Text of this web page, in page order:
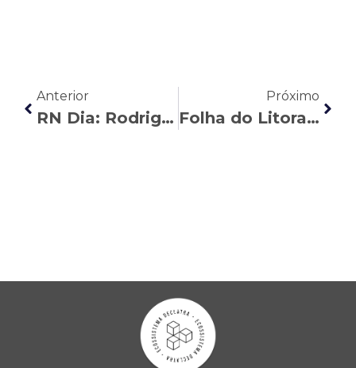
Anterior
RN Dia: Rodrigo Comar comenta o projeto de regulamentação para motoristas de aplicativo
Próximo
Folha do Litoral: Maria Vitória Costaldello reflete sobre avanços e lacunas no direito das trabalhadoras